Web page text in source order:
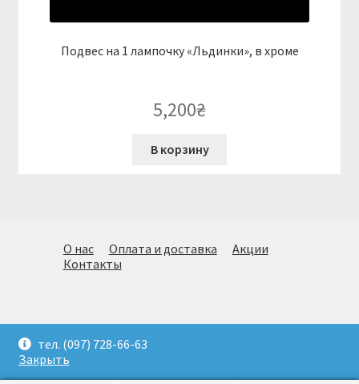
тел. (097) 728-66-63
Закрыть
Подвес на 1 лампочку «Льдинки», в хроме
5,200₴
В корзину
О нас Оплата и доставка
Акции
Контакты
доставка и монтаж.(097)728-66-63. Киев 2026